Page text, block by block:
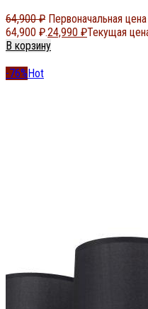
64,900₽ Первоначальная
64,900 ₽.24,990 ₽Текущая
В корзину
-76%Hot